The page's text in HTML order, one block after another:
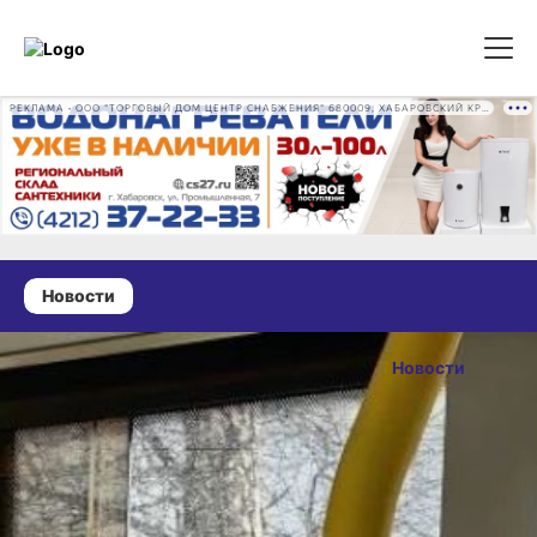
Новости
31 мая 2026 г., 19:03
В Хабаровске
отстранили
перевозчика
за срыв
автобусных
Новости
ОПУБЛИКОВАНО
31 мая 2026 г., 19:03